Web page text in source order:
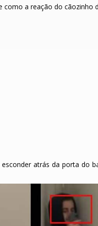
a reação do cãozinho
atrás da porta do